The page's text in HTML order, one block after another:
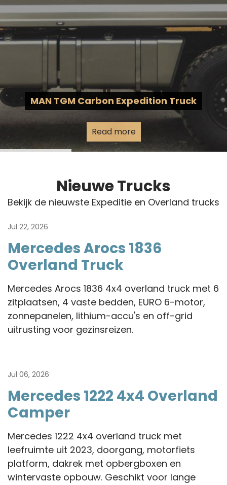
MAN TGM Carbon Expedition Truck
Read more
Nieuwe Trucks
Bekijk de nieuwste Expeditie en Overland trucks
Jul 22, 2026
Mercedes Arocs 1836
Overland Truck
Mercedes Arocs 1836 4x4 overland truck met 6
zitplaatsen, 4 vaste bedden, EURO 6-motor,
zonnepanelen, lithium-accu's en off-grid
uitrusting voor gezinsreizen.
Jul 06, 2026
Mercedes 1222 4x4 Overland
Camper
Mercedes 1222 4x4 overland truck met
leefruimte uit 2023, doorgang, motorfiets
platform, dakrek met opbergboxen en
wintervaste opbouw. Geschikt voor lange